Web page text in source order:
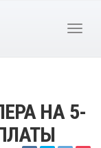
НА 5-